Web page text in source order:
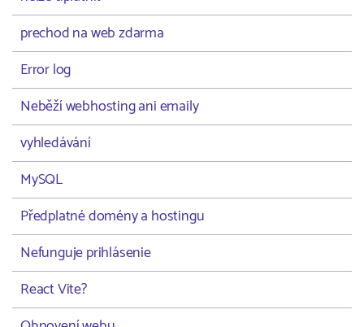
prechod na web zdarma
Error log
Neběží webhosting ani emaily
vyhledávání
MySQL
Předplatné domény a hostingu
Nefunguje prihlásenie
React Vite?